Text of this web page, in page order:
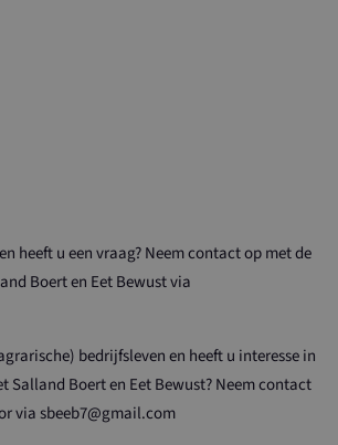
heeft u een vraag? Neem contact op met de
Boert en Eet Bewust via
bedrijfsleven en heeft u interesse in
Salland Boert en Eet Bewust? Neem contact
via sbeeb7@gmail.com